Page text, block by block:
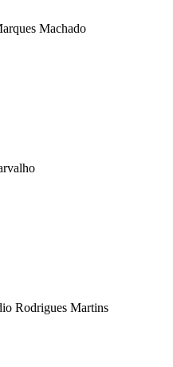
Machado
Rodrigues Martins